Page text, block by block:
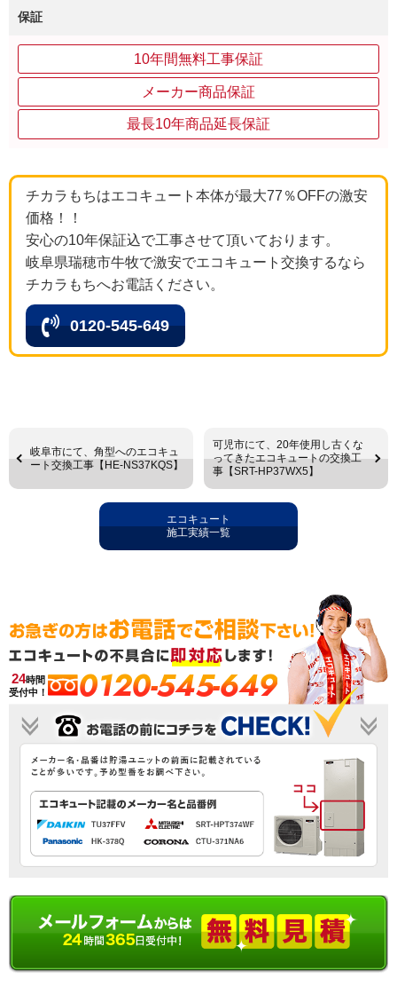
保証
10年間無料工事保証
メーカー商品保証
最長10年商品延長保証
チカラもちはエコキュート本体が最大77％OFFの激安
価格！！
安心の10年保証込で工事させて頂いております。
岐阜県瑞穂市牛牧で激安でエコキュート交換するなら
チカラもちへお電話ください。
0120-545-649
岐阜市にて、角型へのエコキュ
ート交換工事【HE-NS37KQS】
可児市にて、20年使用し古くな
ってきたエコキュートの交換工
事【SRT-HP37WX5】
エコキュート
施工実績一覧
24時間
受付中！
0120-545-649